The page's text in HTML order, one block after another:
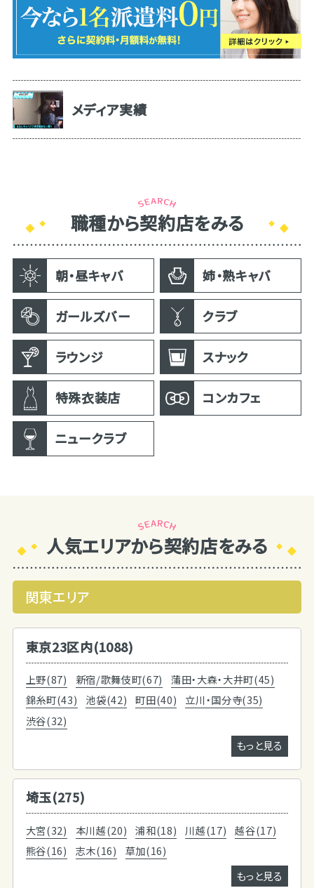
メディア実績
職種から契約店をみる
朝・昼キャバ 姉・熟キャバ
ガールズバー クラブ
ラウンジ スナック
特殊衣装店 コンカフェ
ニュークラブ
人気エリアから契約店をみる
関東エリア
東京23区内(1088)
上野(87) 新宿/歌舞伎町(67)
蒲田・大森・大井町(45)
錦糸町(43)
池袋(42) 町田(40)
立川・国分寺(35)
渋谷(32)
もっと見る
埼玉(275)
大宮(32) 本川越(20) 浦和(18) 川越(17)
越谷(17)
熊谷(16)
志木(16)
草加(16)
もっと見る